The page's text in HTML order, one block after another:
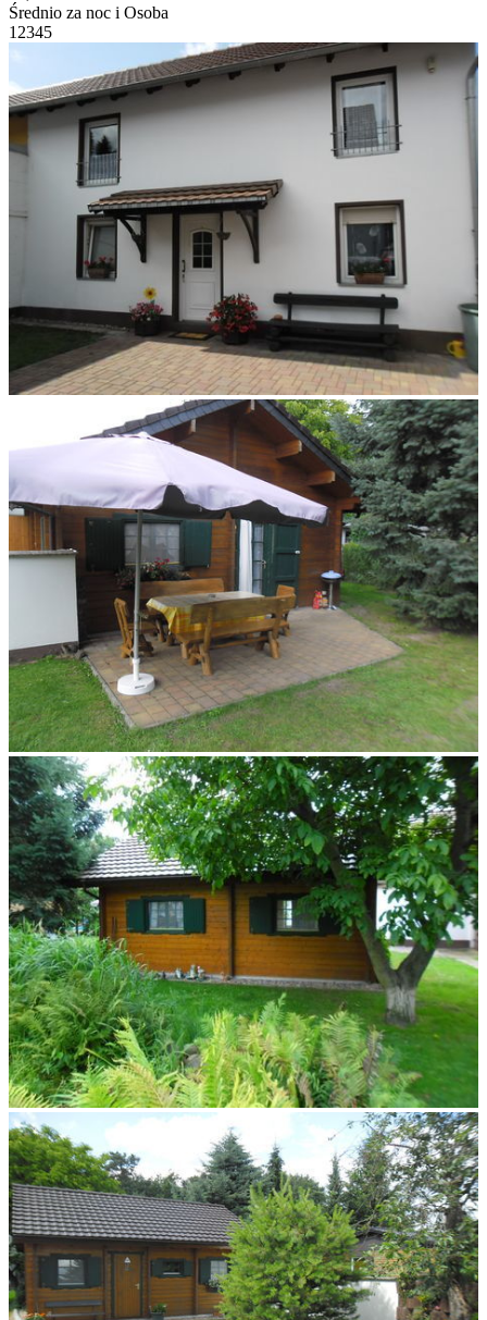
Średnio za noc i Osoba
1 2345